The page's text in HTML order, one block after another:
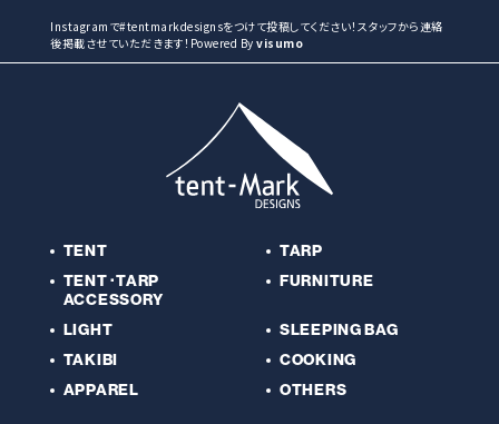
Instagramで#tentmarkdesignsをつけて投稿してください！スタッフから連絡
後掲載させていただきます！Powered By visumo
TENT
TARP
TENT･TARP
ACCESSORY
FURNITURE
LIGHT
SLEEPING BAG
TAKIBI
COOKING
APPAREL
OTHERS